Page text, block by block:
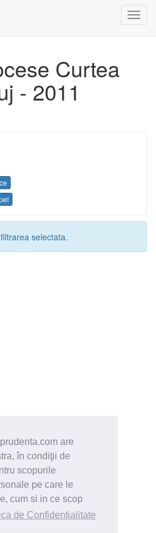
are
în condiţii de
scopurile
pe care le
cum si in ce scop
de Confidentialitate
Curtea
- 2011
selectata.